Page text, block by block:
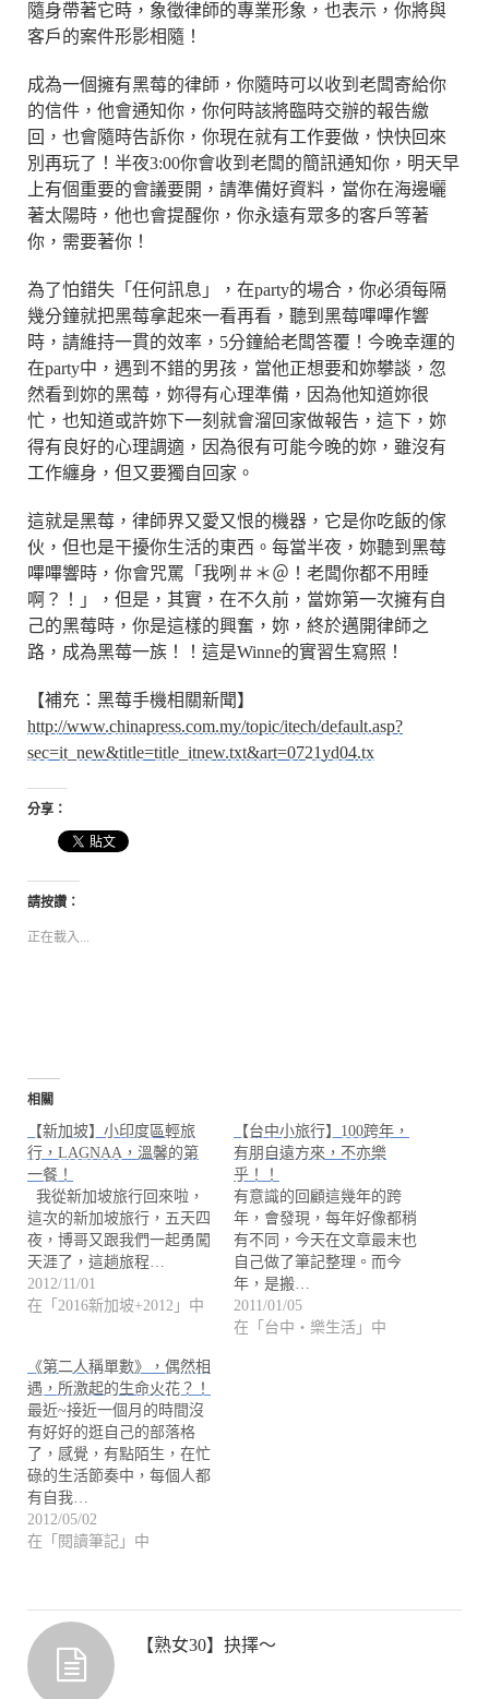
隨身帶著它時，象徵律師的專業形象，也表示，你將與
客戶的案件形影相隨！
成為一個擁有黑莓的律師，你隨時可以收到老闆寄給你
的信件，他會通知你，你何時該將臨時交辦的報告繳
回，也會隨時告訴你，你現在就有工作要做，快快回來
別再玩了！半夜3:00你會收到老闆的簡訊通知你，明天早
上有個重要的會議要開，請準備好資料，當你在海邊曬
著太陽時，他也會提醒你，你永遠有眾多的客戶等著
你，需要著你！
為了怕錯失「任何訊息」，在party的場合，你必須每隔
幾分鐘就把黑莓拿起來一看再看，聽到黑莓嗶嗶作響
時，請維持一貫的效率，5分鐘給老闆答覆！今晚幸運的
在party中，遇到不錯的男孩，當他正想要和妳攀談，忽
然看到妳的黑莓，妳得有心理準備，因為他知道妳很
忙，也知道或許妳下一刻就會溜回家做報告，這下，妳
得有良好的心理調適，因為很有可能今晚的妳，雖沒有
工作纏身，但又要獨自回家。
這就是黑莓，律師界又愛又恨的機器，它是你吃飯的傢
伙，但也是干擾你生活的東西。每當半夜，妳聽到黑莓
嗶嗶響時，你會咒罵「我咧＃＊＠！老闆你都不用睡
啊？！」，但是，其實，在不久前，當妳第一次擁有自
己的黑莓時，你是這樣的興奮，妳，終於邁開律師之
路，成為黑莓一族！！這是Winne的實習生寫照！
【補充：黑莓手機相關新聞】
http://www.chinapress.com.my/topic/itech/default.asp?
sec=it_new&title=title_itnew.txt&art=0721yd04.tx
分享：
請按讚：
正在載入...
相關
【新加坡】小印度區輕旅
行，LAGNAA，溫馨的第
一餐！
我從新加坡旅行回來啦，
這次的新加坡旅行，五天四
夜，博哥又跟我們一起勇闖
天涯了，這趟旅程…
2012/11/01
在「2016新加坡+2012」中
【台中小旅行】100跨年，
有朋自遠方來，不亦樂
乎！！
有意識的回顧這幾年的跨
年，會發現，每年好像都稍
有不同，今天在文章最末也
自己做了筆記整理。而今
年，是搬…
2011/01/05
在「台中・樂生活」中
《第二人稱單數》，偶然相
遇，所激起的生命火花？！
最近~接近一個月的時間沒
有好好的逛自己的部落格
了，感覺，有點陌生，在忙
碌的生活節奏中，每個人都
有自我…
2012/05/02
在「閱讀筆記」中
【熟女30】抉擇～